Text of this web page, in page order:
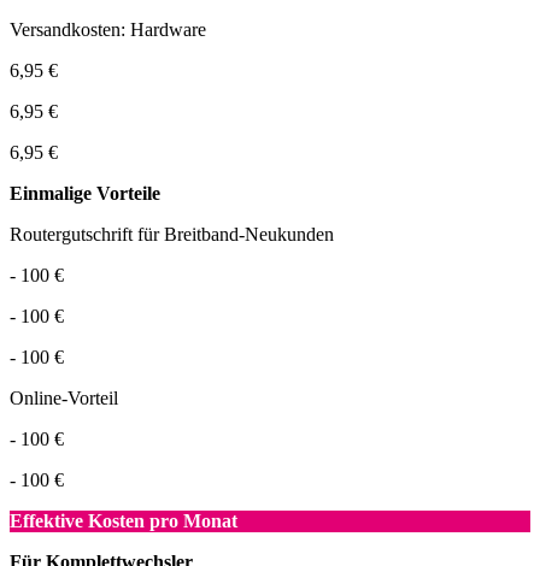
Versandkosten: Hardware
6,95 €
6,95 €
6,95 €
Einmalige Vorteile
Routergutschrift für Breitband-Neukunden
- 100 €
- 100 €
- 100 €
Online-Vorteil
- 100 €
- 100 €
Effektive Kosten pro Monat
Für Komplettwechsler